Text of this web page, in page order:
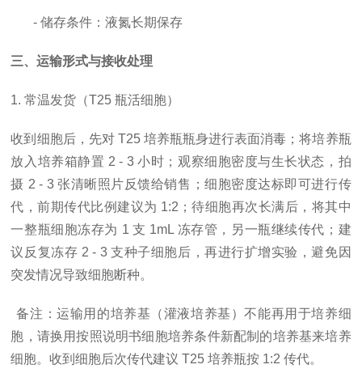
- 储存条件：液氮长期保存
三、运输形式与接收处理
1. 常温发货（T25 瓶活细胞）
收到细胞后，先对 T25 培养瓶瓶身进行表面消毒；将培养瓶
放入培养箱静置 2 - 3 小时；观察细胞密度与生长状态，拍
摄 2 - 3 张清晰照片反馈给销售；细胞密度达标即可进行传
代，前期传代比例建议为 1:2；待细胞再次长满后，将其中
一整瓶细胞冻存为 1 支 1mL 冻存管，另一瓶继续传代；建
议反复冻存 2 - 3 支种子细胞后，再进行扩增实验，避免因
突发情况导致细胞断种。
备注：运输用的培养基（灌液培养基）不能再用于培养细
胞，请换用按照说明书细胞培养条件新配制的培养基来培养
细胞。收到细胞后次传代建议 T25 培养瓶按 1:2 传代。